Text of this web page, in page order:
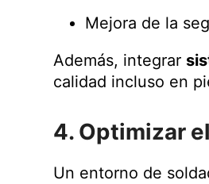
Mejora de la
Además, integrar
calidad incluso en
4. Optimizar
Un entorno de